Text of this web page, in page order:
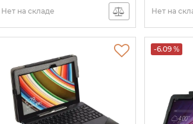
Нет на складе Нет на
-6.09 %